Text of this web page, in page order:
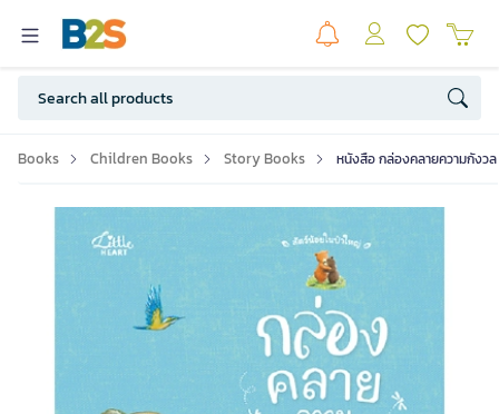
Books Children Books Story Books หนังสือ กล่องคลายความกังว